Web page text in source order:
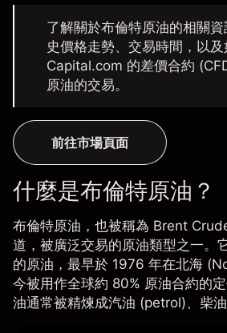
了解關於布倫特原油的相關
史價格走勢、交易時間，以及
Capital.com 的差價合約
原油的交易。
前往市場頁面
什麼是布倫特原油？
布倫特原油 ，也被稱為 Brent
道，被廣泛交易的原油類型之一。
的原油，最早於 1976 年在北海
今被用作全球約 80% 原油合約的
油通常被精煉成汽油 (petrol)、柴油